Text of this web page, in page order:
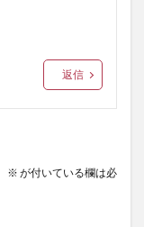
返信
※ が付いている欄は必